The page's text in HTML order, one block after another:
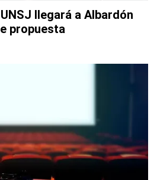
llegará a Albardón
propuesta